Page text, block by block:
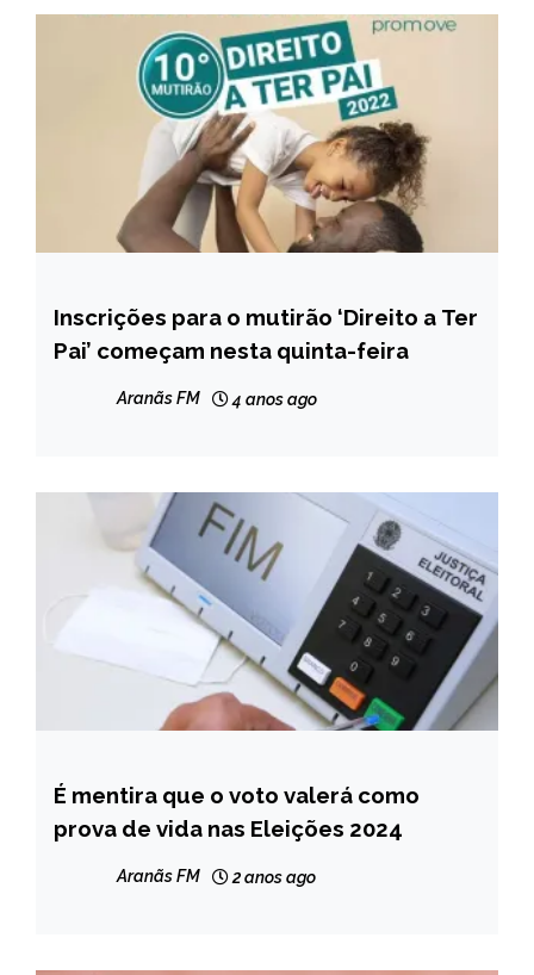
BRASIL
NOTÍCIAS
Inscrições para o mutirão ‘Direito a Ter
Pai’ começam nesta quinta-feira
Aranãs FM 4 anos ago
BRASIL
NOTÍCIAS
É mentira que o voto valerá como
prova de vida nas Eleições 2024
Aranãs FM 2 anos ago